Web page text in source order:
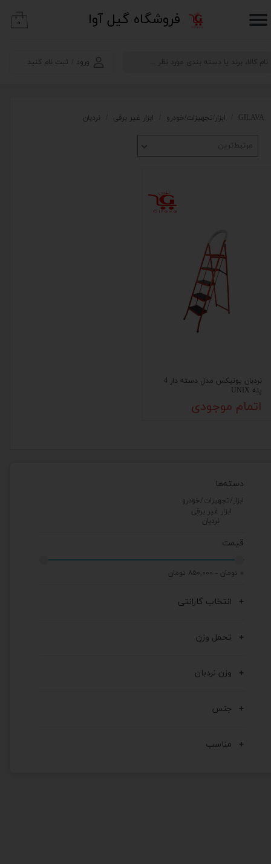
​فروشگاه گیل آوا
ورود ثبت نام کنید
حساب کاربری من
۰
دسته‌ها
ابزار/تجهیزات/خودرو
ابزار غیر برقی
نردبان
قیمت
۰ تومان - ۸۵۰,۰۰۰ تومان
انتخاب گارانتی
تحمل وزن
وزن نردبان
جنس
مناسب
GILAVA ابزار/تجهیزات/خودرو ابزار غیر برقی نردبان
مرتبط‌ترین
نردبان یونیکس مدل دسته دار 4
پله UNIX
اتمام موجودی